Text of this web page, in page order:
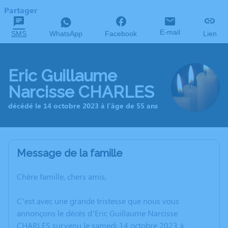
Partager
SMS WhatsApp Facebook E-mail Lien
Eric Guillaume
Narcisse CHARLES
décédé le 14 octobre 2023 à l'âge de 55 ans
Message de la famille
Chère famille, chers amis,
C’est avec une grande tristesse que nous vous
annonçons le décès d’Eric Guillaume Narcisse
CHARLES survenu le samedi 14 octobre 2023 à